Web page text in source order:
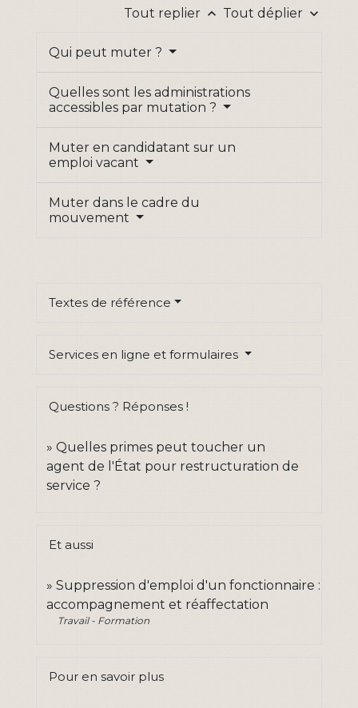
Tout replier keyboard_arrow_up Tout déplier keyboard_arrow_down
Qui peut muter ?
Quelles sont les administrations
accessibles par mutation ?
Muter en candidatant sur un
emploi vacant
Muter dans le cadre du
mouvement
Textes de référence
Services en ligne et formulaires
Questions ? Réponses !
Quelles primes peut toucher un
agent de l'État pour restructuration de
service ?
Et aussi
Suppression d'emploi d'un fonctionnaire :
accompagnement et réaffectation
Travail - Formation
Pour en savoir plus